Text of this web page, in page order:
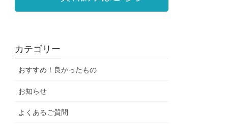
カテゴリー
おすすめ！良かったもの
お知らせ
よくあるご質問